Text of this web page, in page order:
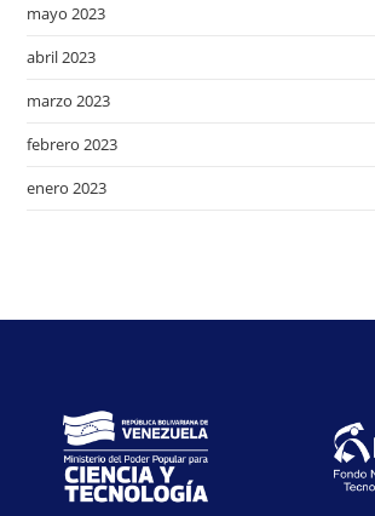
mayo 2023
abril 2023
marzo 2023
febrero 2023
enero 2023